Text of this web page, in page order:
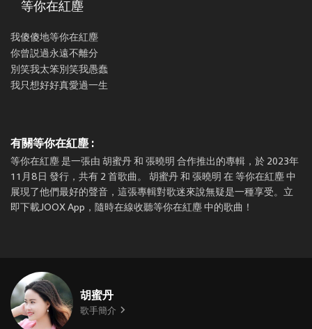
等你在紅塵
我傻傻地等你在紅塵
你曾説過永遠不離分
別笑我太笨別笑我愚蠢
我只想好好真愛過一生
有關等你在紅塵 :
等你在紅塵 是一張由 胡蜜丹 和 張曉明 合作推出的專輯，於 2023年
11月8日 發行，共有 2 首歌曲。 胡蜜丹 和 張曉明 在 等你在紅塵 中
展現了他們最好的聲音，這張專輯對歌迷來說無疑是一種享受。立
即下載JOOX App，隨時在線收聽等你在紅塵 中的歌曲！
胡蜜丹
歌手簡介